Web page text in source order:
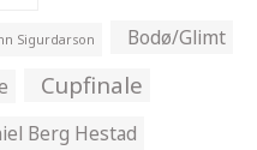
Sigurdarson
Bodø/Glimt
Cupfinale
Berg Hestad